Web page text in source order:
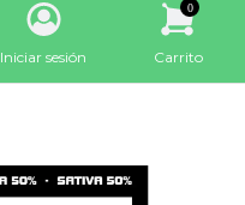
Iniciar sesión
0
Carrito